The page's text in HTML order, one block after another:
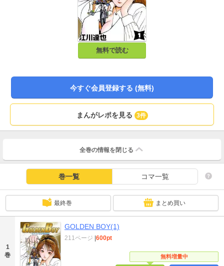
無料で読む
今すぐ会員登録する (無料)
まんがレポを見る 3件
全巻の情報を 閉じる
巻一覧 コマ一覧
最終巻 まとめ買い
1
巻
GOLDEN BOY(1)
無料増量中
211ページ 600pt